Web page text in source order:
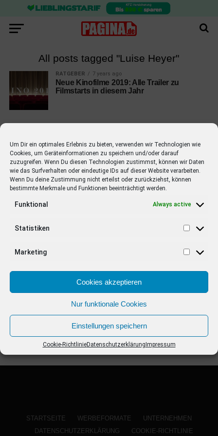
Um Dir ein optimales Erlebnis zu bieten, verwenden wir Technologien wie
Cookies, um Geräteinformationen zu speichern und/oder darauf
zuzugreifen. Wenn Du diesen Technologien zustimmst, können wir Daten
wie das Surfverhalten oder eindeutige IDs auf dieser Website verarbeiten.
Wenn Du deine Zustimmung nicht erteilst oder zurückziehst, können
bestimmte Merkmale und Funktionen beeinträchtigt werden.
Funktional Always active
Statistiken
Marketing
Cookies akzeptieren
Nur funktionale Cookies
Einstellungen speichern
Cookie-RichtlinieDatenschutzerklärung Impressum
All posts tagged "Luise Heyer"
RATGEBER 7 years ago
Neue Kinofilme 2019: Alle Trailer zu
Filmstarts in diesem Jahr
EMPFOHLEN
STARS 4 years ago
Barbara Schöneberger Moderatorin
von “Verstehen Sie Spaß?”
STARTSEITE WERBEFORMATE
UNTERNEHMEN
DATENSCHUTZERKLÄRUNG
COOKIE-RICHTLINIE